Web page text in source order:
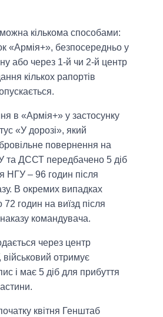
кількома способами:
«Армія+», безпосередньо у
або через 1-й чи 2-й центр
кількох рапортів
в «Армія+» у застосунку
«У дорозі», який
повернення на
та ДССТ передбачено 5 діб
НГУ – 96 годин після
В окремих випадках
годин на виїзд після
командувача.
через центр
військовий отримує
і має 5 діб для прибуття
квітня Генштаб